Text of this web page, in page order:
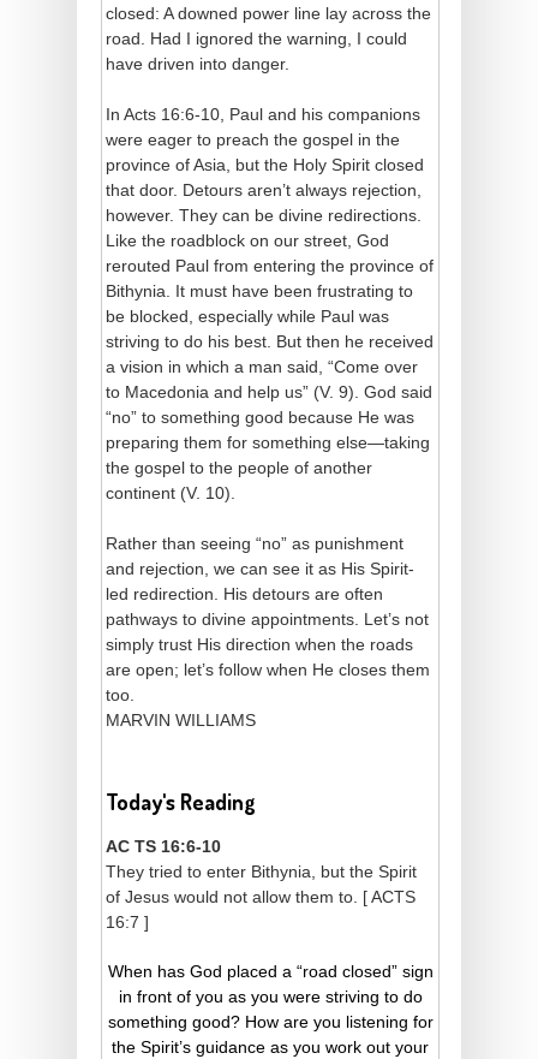
closed: A downed power line lay across the
road. Had I ignored the warning, I could
have driven into danger.
In Acts 16:6-10, Paul and his companions
were eager to preach the gospel in the
province of Asia, but the Holy Spirit closed
that door. Detours aren’t always rejection,
however. They can be divine redirections.
Like the roadblock on our street, God
rerouted Paul from entering the province of
Bithynia. It must have been frustrating to
be blocked, especially while Paul was
striving to do his best. But then he received
a vision in which a man said, “Come over
to Macedonia and help us” (V. 9). God said
“no” to something good because He was
preparing them for something else—taking
the gospel to the people of another
continent (V. 10).
Rather than seeing “no” as punishment
and rejection, we can see it as His Spirit-
led redirection. His detours are often
pathways to divine appointments. Let’s not
simply trust His direction when the roads
are open; let’s follow when He closes them
too.
MARVIN WILLIAMS
Today's Reading
AC TS 16:6-10
They tried to enter Bithynia, but the Spirit
of Jesus would not allow them to. [ ACTS
16:7 ]
When has God placed a “road closed” sign
in front of you as you were striving to do
something good? How are you listening for
the Spirit’s guidance as you work out your